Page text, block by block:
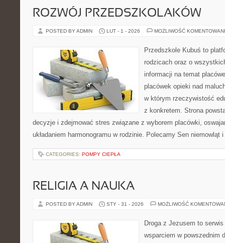
ROZWÓJ PRZEDSZKOLAKÓW
POSTED BY ADMIN LUT - 1 - 2026 MOŻLIWOŚĆ
Przedszkole Kubuś to
rodzicach oraz o
informacji na temat
placówek opieki nad
w którym rzeczywistość
z konkretem. Strona
decyzje i zdejmować stres związane z wyborem placówki,
układaniem harmonogramu w rodzinie. Polecamy Sen
CATEGORIES: POMPY CIEPŁA
RELIGIA A NAUKA
POSTED BY ADMIN STY - 31 - 2026 MOŻLIWOŚĆ
Droga z Jezusem to
wsparciem w powszednim